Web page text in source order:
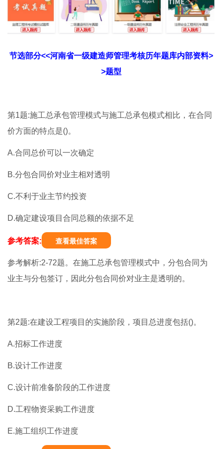
节选部分<<河南省一级建造师管理考核历年题库内部资料>
>题型
第1题:施工总承包管理模式与施工总承包模式相比，在合同
价方面的特点是()。
A.合同总价可以一次确定
B.分包合同价对业主相对透明
C.不利于业主节约投资
D.确定建设项目合同总额的依据不足
参考答案: 查看最佳答案
参考解析:2-72题。在施工总承包管理模式中，分包合同为
业主与分包签订，因此分包合同价对业主是透明的。
第2题:在建设工程项目的实施阶段，项目总进度包括()。
A.招标工作进度
B.设计工作进度
C.设计前准备阶段的工作进度
D.工程物资采购工作进度
E.施工组织工作进度